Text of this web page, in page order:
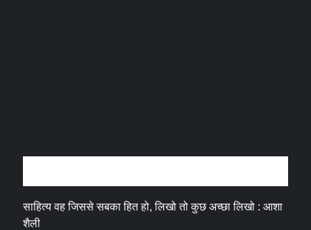
साहित्य वह जिससे सबका हित हो, लिखो तो कुछ अच्छा लिखो : आशा
शैली